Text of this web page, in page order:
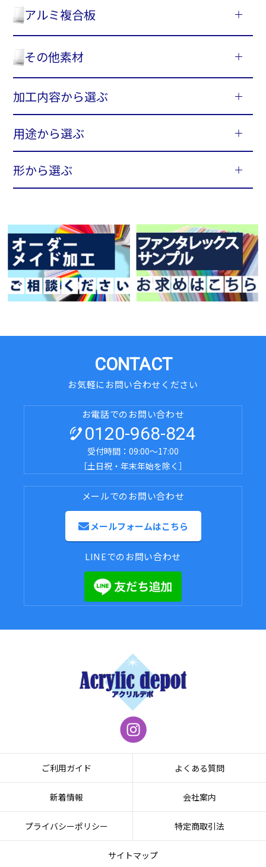
アルミ複合板
その他素材
加工内容から選ぶ
用途から選ぶ
形から選ぶ
CONTACT
お気軽にお問い合わせください
お電話でのお問い合わせ
0120-968-824
受付時間：09:00～17:00
［土日祝・年末年始を除く］
メールでのお問い合わせ
メールフォームはこちら
LINEでのお問い合わせ
ご利用ガイド よくある質問
新着情報 会社案内
プライバシーポリシー 特定商取引法
サイトマップ